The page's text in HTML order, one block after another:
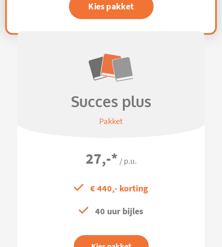
Kies pakket
Succes plus
Pakket
27,-* / p.u.
€ 440,- korting
40 uur bijles